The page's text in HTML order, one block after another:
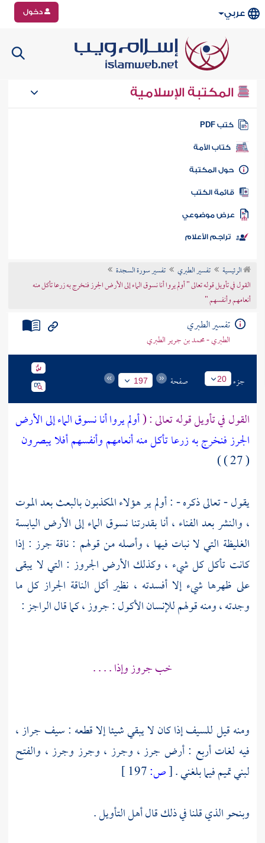
عربي دخول
المكتبة الإسلامية
كتب PDF
كتاب الأمة
المكتبة
الكتب
موضوعي
تراجم الأعلام
الرئيسية تفسير الطبري
تفسير سورة السجدة
القول في تأويل قوله تعالى " أولم يروا أنا نسوق الماء إلى الأرض الجرز فنخرج به زرعا تأكل منه
أنعامهم وأنفسهم "
تفسير الطبري
الطبري - محمد بن جرير الطبري
جزء 20 صفحة 197
القول في تأويل قوله تعالى : (أولم يروا أنا نسوق الماء إلى الأرض
الجرز فنخرج به زرعا تأكل منه أنعامهم وأنفسهم أفلا يبصرون
( 27 ) )
يقول - تعالى ذكره - : أولم ير هؤلاء المكذبون بالبعث بعد الموت
، والنشر بعد الفناء ، أنا بقدرتنا نسوق الماء إلى الأرض اليابسة
الغليظة التي لا نبات فيها ، وأصله من قولهم : ناقة جرز : إذا
كانت تأكل كل شيء ، وكذلك الأرض الجروز : التي لا يبقى
على ظهرها شيء إلا أفسدته ، نظير أكل الناقة الجراز كل ما
وجدته ، ومنه قولهم للإنسان الأكول : جروز ، كما قال الراجز :
خب جروز وإذا . . . .
ومنه قيل للسيف إذا كان لا يبقي شيئا إلا قطعه : سيف جراز ،
فيه لغات أربع : أرض جرز ، وجرز ، وجرز وجرز ، والفتح
لبني تميم فيما بلغني .[ص:
وبنحو الذي قلنا في ذلك قال أهل التأويل .